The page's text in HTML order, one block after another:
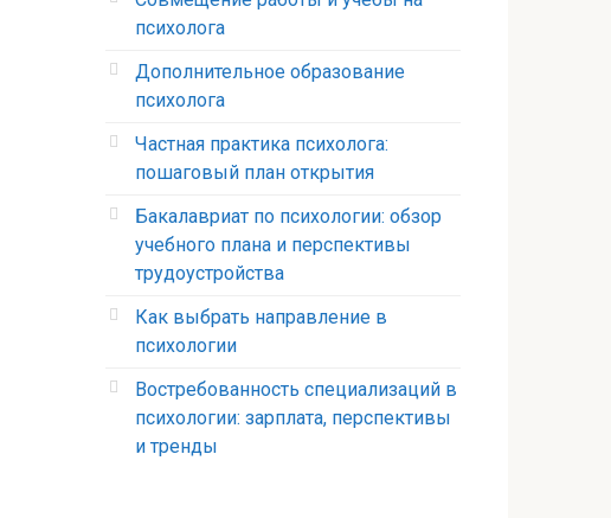
психолога
Дополнительное образование
психолога
Частная практика психолога:
пошаговый план открытия
Бакалавриат по психологии: обзор
учебного плана и перспективы
трудоустройства
Как выбрать направление в
психологии
Востребованность специализаций в
психологии: зарплата, перспективы
и тренды